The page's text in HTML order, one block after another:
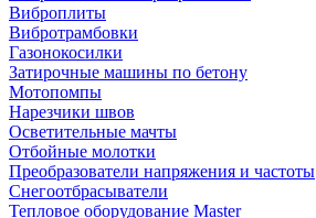
Виброплиты
Вибротрамбовки
Газонокосилки
Затирочные машины по бетону
Мотопомпы
Нарезчики швов
Осветительные мачты
Отбойные молотки
Преобразователи напряжения и частоты
Снегоотбрасыватели
Тепловое оборудование Master